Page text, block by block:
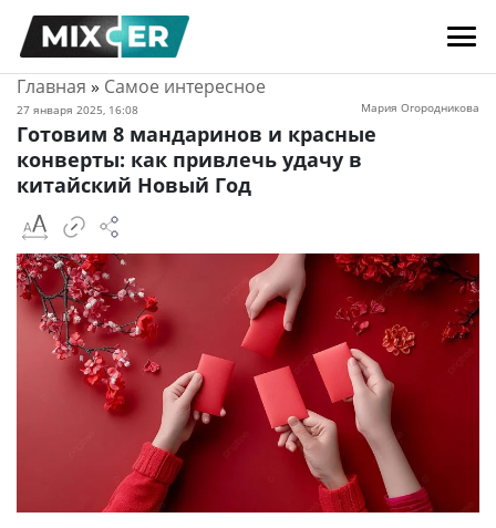
Главная » Самое интересное
27 января 2025, 16:08 Мария Огородникова
Готовим 8 мандаринов и красные
конверты: как привлечь удачу в
китайский Новый Год